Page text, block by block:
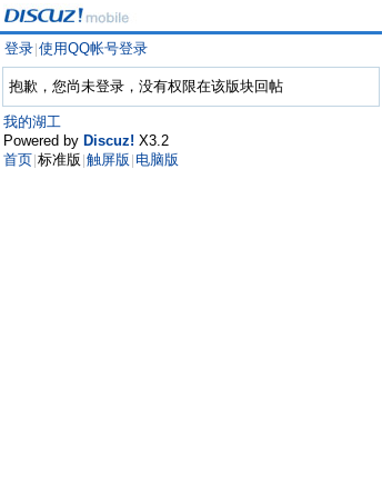
登录 使用QQ帐号登录
抱歉，您尚未登录，没有权限在该版块回帖
我的湖工
Powered by Discuz! X3.2
首页 标准版 触屏版 电脑版